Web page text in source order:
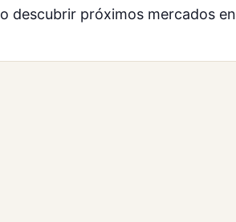
o descubrir próximos mercados en